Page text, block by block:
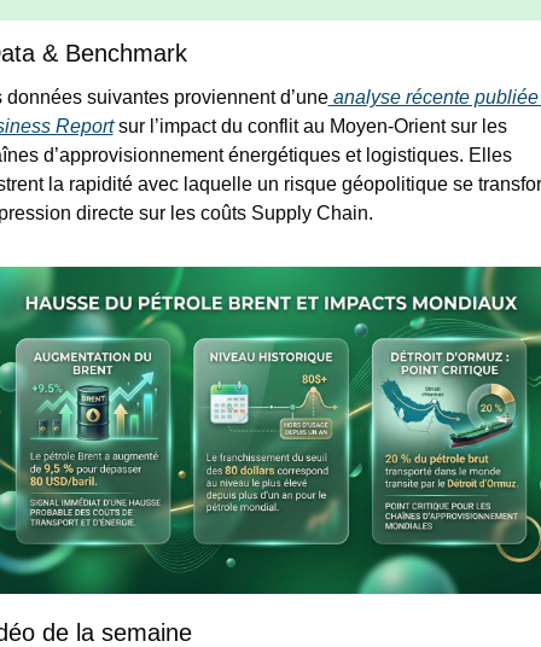
& Benchmark
données suivantes proviennent d’une analyse récente publiée
Report sur l’impact du conflit au Moyen-Orient sur les
d’approvisionnement énergétiques et logistiques. Elles
la rapidité avec laquelle un risque géopolitique se
directe sur les coûts Supply Chain.
de la semaine